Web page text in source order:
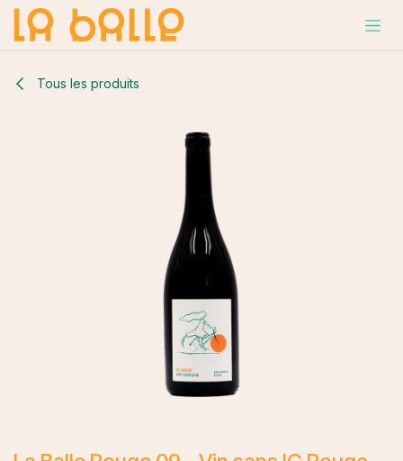
Se rendre au contenu
Tous les produits